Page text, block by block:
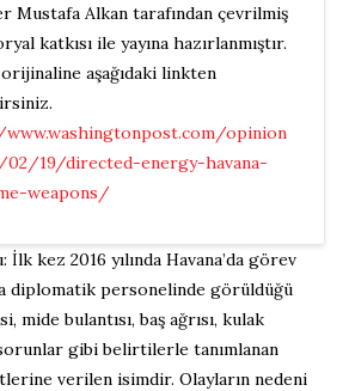
Mustafa Alkan tarafından çevrilmiş
katkısı ile yayına hazırlanmıştır.
orijinaline aşağıdaki linkten
opinion
19/directed-energy-havana-
weapons/
İlk kez 2016 yılında Havana’da görev
diplomatik personelinde görüldüğü
mide bulantısı, baş ağrısı, kulak
sorunlar gibi belirtilerle tanımlanan
verilen isimdir. Olayların nedeni